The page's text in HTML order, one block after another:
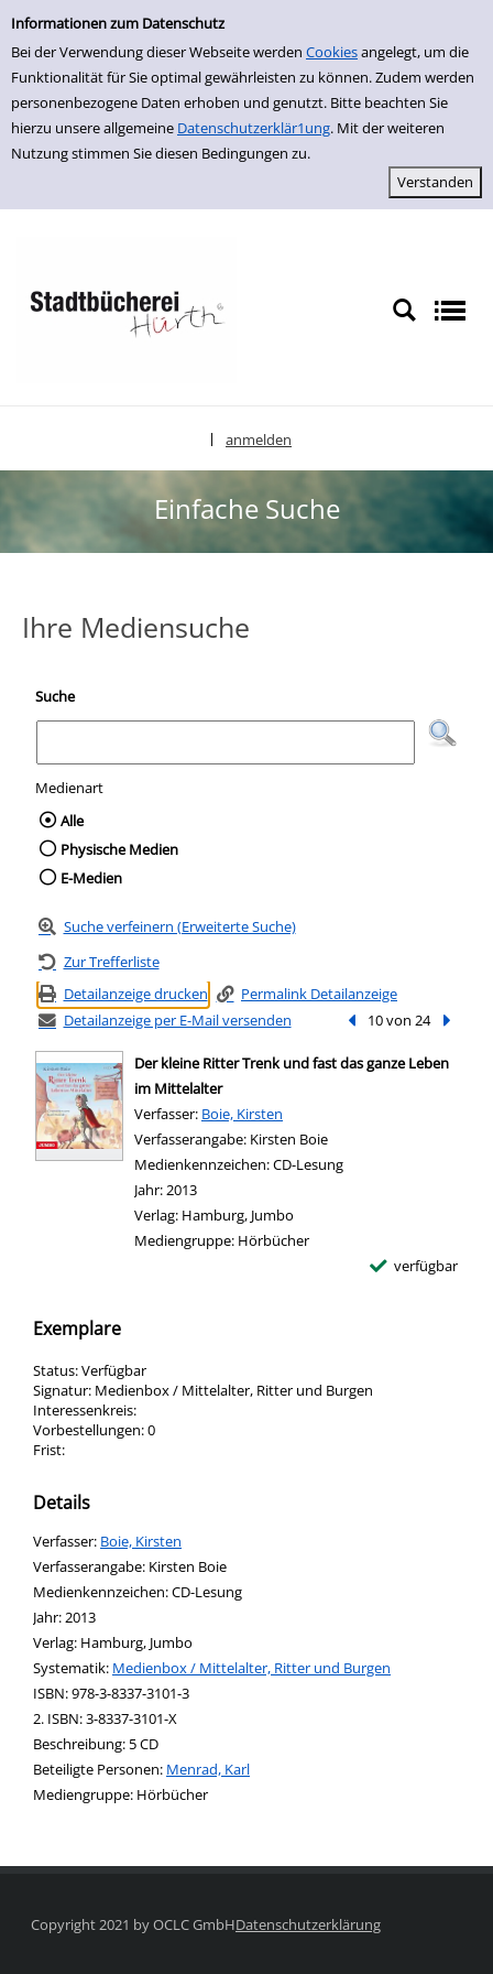
Einfache Suche
Informationen zum Datenschutz
Bei der Verwendung dieser Webseite werden Cookiesangelegt, um die
Funktionalität für Sie optimal gewährleisten zu können. Zudem werden
personenbezogene Daten erhoben und genutzt. Bitte beachten Sie
hierzu unsere allgemeine Datenschutzerklär1ung. Mit der weiteren
Nutzung stimmen Sie diesen Bedingungen zu.
zur Navigation springen
zum Inhalt springen
Zur Detailanzeige springen
anmelden
Einfache Suche
Ihre Mediensuche
Suche
Medienart
Wählen Sie die Medienart nach der Sie
Alle
Physische Medien
E-Medien
Suche verfeinern (Erweiterte Suche)
Zur Trefferliste
Detailanzeige drucken
Permalink Detailanzeige
Detailanzeige per E-Mail versenden
Vorheriger Treffer
10 von 24
Der kleine Ritter Trenk und fast das ganze Leben
im Mittelalter
Verfasser: Suche nach diesem Verfasser
Boie, Kirsten
Verfasserangabe: Kirsten Boie
Medienkennzeichen:CD-Lesung
Jahr:2013
Verlag: Hamburg, Jumbo
Mediengruppe: Hörbücher
verfügbar
Exemplare
Status:Verfügbar
Signatur: Medienbox / Mittelalter, Ritter und Burgen
Interessenkreis:
Vorbestellungen:0
Frist:
Details
Verfasser: Suche nach diesem Verfasser
Boie, Kirsten
Verfasserangabe: Kirsten Boie
Medienkennzeichen:CD-Lesung
Jahr:2013
Verlag: Hamburg, Jumbo
opens in new tab
Diesen Link in neuem Tab öffnen
Systematik: Suche nach dieser Systematik
Medienbox / Mittelalter, Ritter und Burgen
Suche nach diesem Interessenskreis
ISBN:978-3-8337-3101-3
2. ISBN:3-8337-3101-X
Beschreibung: 5 CD
Beteiligte Personen: Suche nach dieser Beteiligten Person
Menrad, Karl
Mediengruppe: Hörbücher
Copyright 2021 by OCLC GmbHDatenschutzerklärung